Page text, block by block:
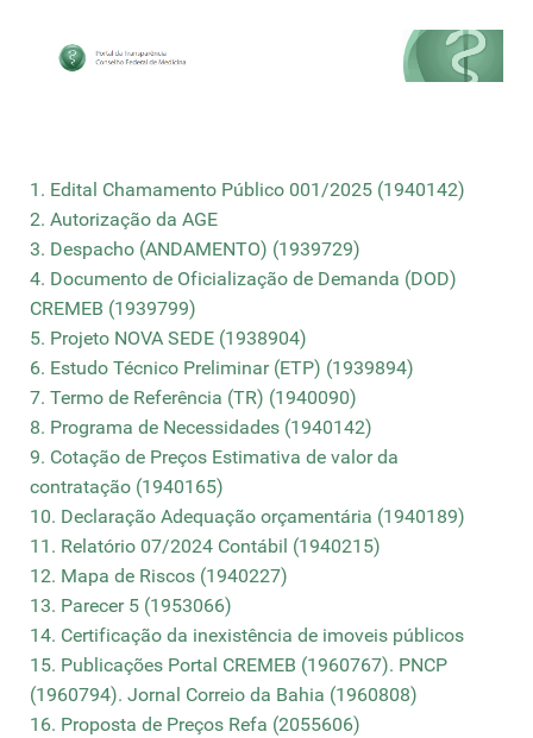
1. Edital Chamamento Público 001/2025 (1940142)
2. Autorização da AGE
3. Despacho (ANDAMENTO) (1939729)
4. Documento de Oficialização de Demanda (DOD)
CREMEB (1939799)
5. Projeto NOVA SEDE (1938904)
6. Estudo Técnico Preliminar (ETP) (1939894)
7. Termo de Referência (TR) (1940090)
8. Programa de Necessidades (1940142)
9. Cotação de Preços Estimativa de valor da
contratação (1940165)
10. Declaração Adequação orçamentária (1940189)
11. Relatório 07/2024 Contábil (1940215)
12. Mapa de Riscos (1940227)
13. Parecer 5 (1953066)
14. Certificação da inexistência de imoveis públicos
15. Publicações Portal CREMEB (1960767). PNCP
(1960794). Jornal Correio da Bahia (1960808)
16. Proposta de Preços Refa (2055606)